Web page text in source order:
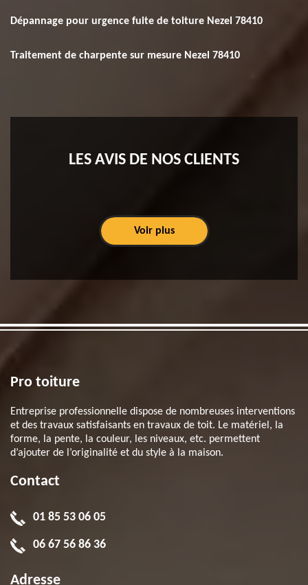
Dépannage pour urgence fuite de toiture Nezel 78410
Traitement de charpente sur mesure Nezel 78410
LES AVIS DE NOS CLIENTS
Voir plus
Pro toiture
Entreprise professionnelle dispose de nombreuses interventions
et des travaux satisfaisants en travaux de toit. Le matériel, la
forme, la pente, la couleur, les niveaux, etc. permettent
d’ajouter de l’originalité et du style à la maison.
Contact
01 85 53 06 05
06 67 56 86 36
Adresse